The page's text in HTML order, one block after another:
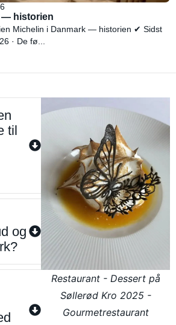
— historien
Michelin i Danmark — historien ✔ Sidst
· De fø...
til
og
Restaurant - Dessert på
Søllerød Kro 2025 -
Gourmetrestaurant